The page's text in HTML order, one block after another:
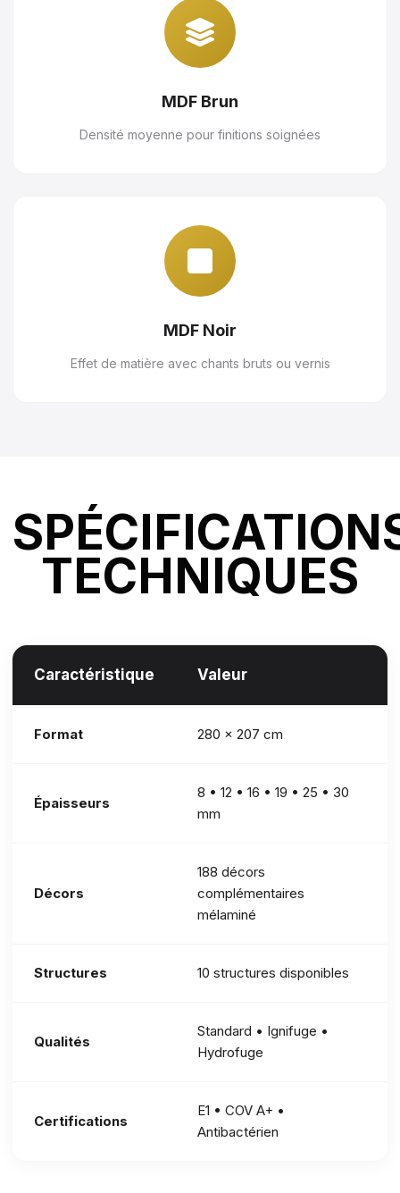
MDF Brun
Densité moyenne pour finitions soignées
MDF Noir
Effet de matière avec chants bruts ou vernis
TECHNIQUES
Caractéristique Valeur
Format 280 × 207 cm
Épaisseurs
8 • 12 • 16 • 19 • 25 • 30
mm
Décors
188 décors
complémentaires
mélaminé
Structures 10 structures disponibles
Qualités
Standard • Ignifuge •
Hydrofuge
Certifications
E1 • COV A+ •
Antibactérien